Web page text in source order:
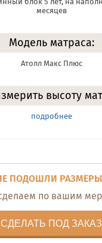
месяцев
Модель матраса:
Атолл Макс Плюс
высоту
подробнее
ПОДОШЛИ
по вашим
СДЕЛАТЬ ПОД ЗАКАЗ